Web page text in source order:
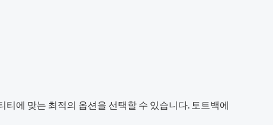
에 맞는 최적의 옵션을 선택할 수 있습니다. 토트백에